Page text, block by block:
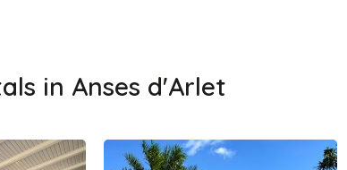
in Anses d'Arlet